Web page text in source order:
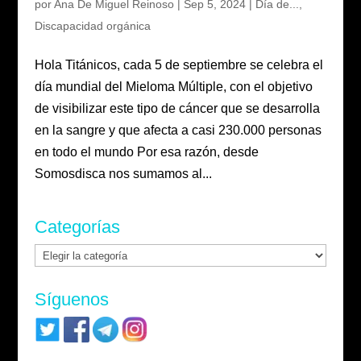
porAna De Miguel Reinoso| Sep 5, 2024| Día de...
Discapacidad orgánica
Hola Titánicos, cada 5 de septiembre se celebra el
día mundial del Mieloma Múltiple, con el objetivo
de visibilizar este tipo de cáncer que se desarrolla
en la sangre y que afecta a casi 230.000 personas
en todo el mundo Por esa razón, desde
Somosdisca nos sumamos al...
Categorías
Categorías
Síguenos